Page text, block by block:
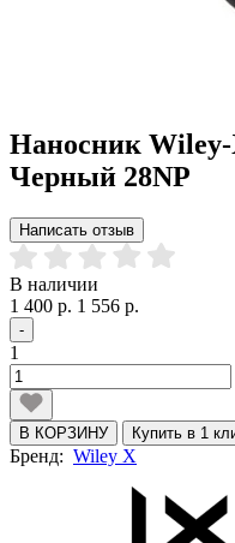
Наносник Wiley-
Черный 28NP
Написать отзыв
В наличии
1 400 р. 1 556 р.
-
1
В КОРЗИНУ Купить в 1
Бренд: Wiley X